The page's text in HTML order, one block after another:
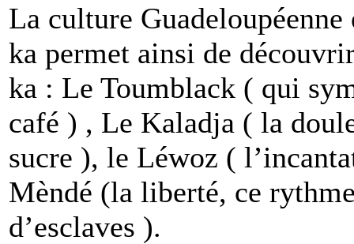
La culture
ka permet ainsi de
ka : Le Toumblack ( qui
café ) , Le Kaladja ( la
sucre ), le Léwoz (
Mèndé (la liberté, ce
d’esclaves ).